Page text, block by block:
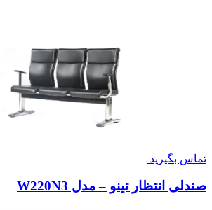
تماس بگیرید
صندلی انتظار تینو – مدل W220N3